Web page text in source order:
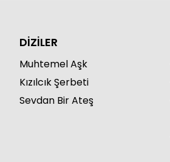
DİZİLER
Muhtemel Aşk
Kızılcık Şerbeti
Sevdan Bir Ateş